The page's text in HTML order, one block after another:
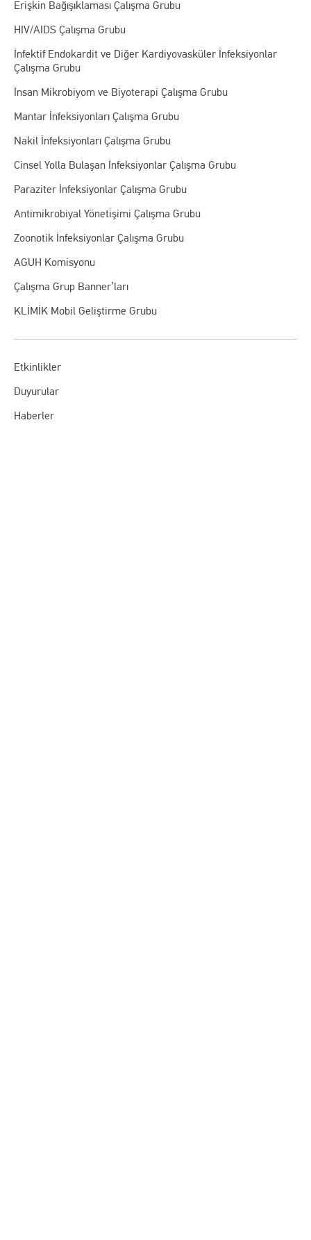
Erişkin Bağışıklaması Çalışma Grubu
HIV/AIDS Çalışma Grubu
İnfektif Endokardit ve Diğer Kardiyovasküler İnfeksiyonlar
Çalışma Grubu
İnsan Mikrobiyom ve Biyoterapi Çalışma Grubu
Mantar İnfeksiyonları Çalışma Grubu
Nakil İnfeksiyonları Çalışma Grubu
Cinsel Yolla Bulaşan İnfeksiyonlar Çalışma Grubu
Paraziter İnfeksiyonlar Çalışma Grubu
Antimikrobiyal Yönetişimi Çalışma Grubu
Zoonotik İnfeksiyonlar Çalışma Grubu
AGUH Komisyonu
Çalışma Grup Banner’ları
KLİMİK Mobil Geliştirme Grubu
Etkinlikler
Duyurular
Haberler